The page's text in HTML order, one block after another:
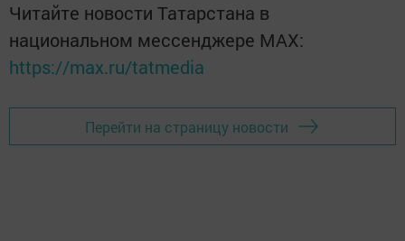
Читайте новости Татарстана в
национальном мессенджере MАХ:
https://max.ru/tatmedia
Перейти на страницу новости